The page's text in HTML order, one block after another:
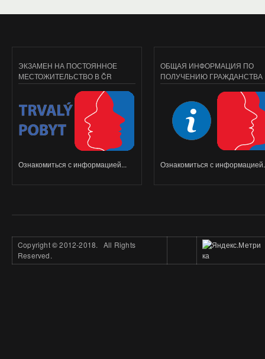
ЭКЗАМЕН НА ПОСТОЯННОЕ
МЕСТОЖИТЕЛЬСТВО В ČR
Ознакомиться с информацией...
ОБЩАЯ ИНФОРМАЦИЯ ПО
ПОЛУЧЕНИЮ ГРАЖДАНСТВА
Ознакомиться с
Copyright©2012-2018. All Rights
Reserved.